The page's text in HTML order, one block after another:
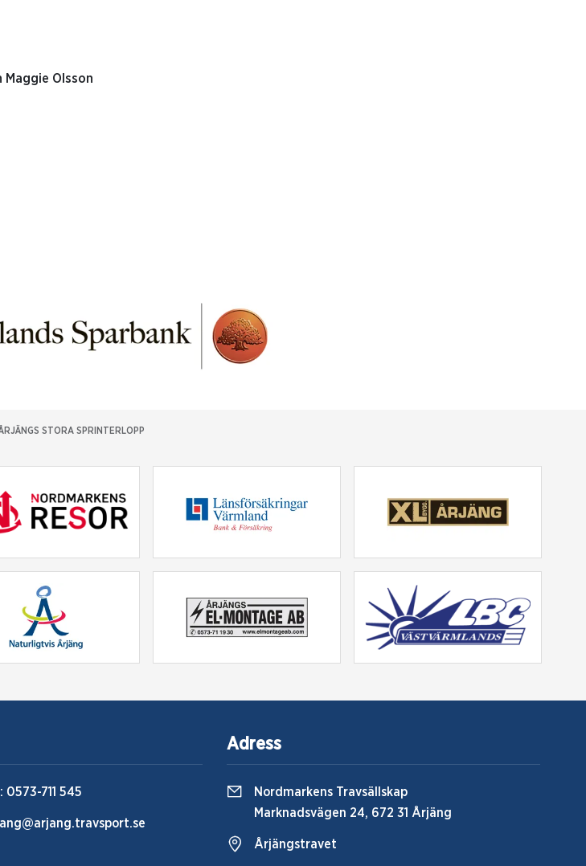
Maggie Olsson
STORA SPRINTERLOPP
0573-711 545
Adress
Nordmarkens Travsällskap
Marknadsvägen 24, 672 31 Årjäng
Årjängstravet